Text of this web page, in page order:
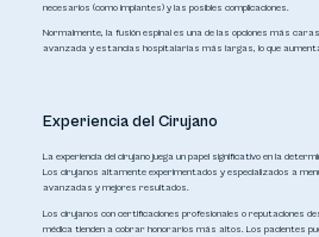
necesarios (como implantes) y las posibles complicaciones.
Normalmente, la fusión espinal es una de las opciones más
avanzada y estancias hospitalarias más largas, lo que
Experiencia del Cirujano
La experiencia del cirujano juega un papel significativo en la
Los cirujanos altamente experimentados y especializados a
avanzadas y mejores resultados.
Los cirujanos con certificaciones profesionales o reputaciones
médica tienden a cobrar honorarios más altos. Los pacientes